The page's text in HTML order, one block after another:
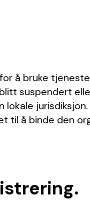
å bruke
suspendert
til å binde den